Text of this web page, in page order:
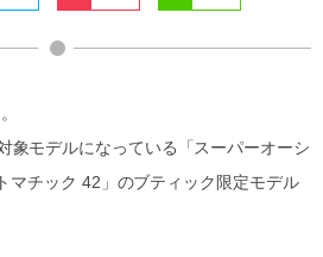
象モデルになっている「スーパーオーシ
マチック 42」のブティック限定モデル